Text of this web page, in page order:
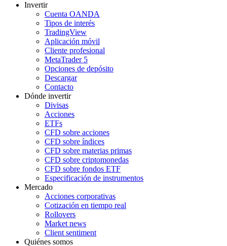
Invertir
Cuenta OANDA
Tipos de interés
TradingView
Aplicación móvil
Cliente profesional
MetaTrader 5
Opciones de depósito
Descargar
Contacto
Dónde invertir
Divisas
Acciones
ETFs
CFD sobre acciones
CFD sobre índices
CFD sobre materias primas
CFD sobre criptomonedas
CFD sobre fondos ETF
Especificación de instrumentos
Mercado
Acciones corporativas
Cotización en tiempo real
Rollovers
Market news
Client sentiment
Quiénes somos